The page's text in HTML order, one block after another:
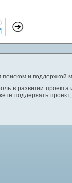
и поддержкой
в развитии
поддержать